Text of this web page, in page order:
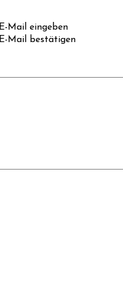
E-Mail eingeben
E-Mail bestätigen